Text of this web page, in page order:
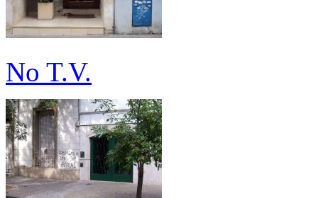
No T.V.